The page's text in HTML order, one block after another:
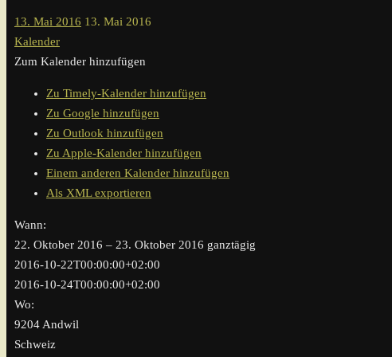
13. Mai 2016 13. Mai 2016
Kalender
Zum Kalender hinzufügen
Zu Timely-Kalender hinzufügen
Zu Google hinzufügen
Zu Outlook hinzufügen
Zu Apple-Kalender hinzufügen
Einem anderen Kalender hinzufügen
Als XML exportieren
Wann:
22. Oktober 2016 – 23. Oktober 2016 ganztägig
2016-10-22T00:00:00+02:00
2016-10-24T00:00:00+02:00
Wo:
9204 Andwil
Schweiz